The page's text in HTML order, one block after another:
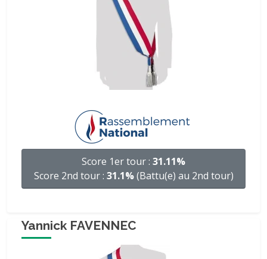
Score 1er tour : 31.11%
Score 2nd tour : 31.1%(Battu(e) au 2nd tour)
Yannick FAVENNEC